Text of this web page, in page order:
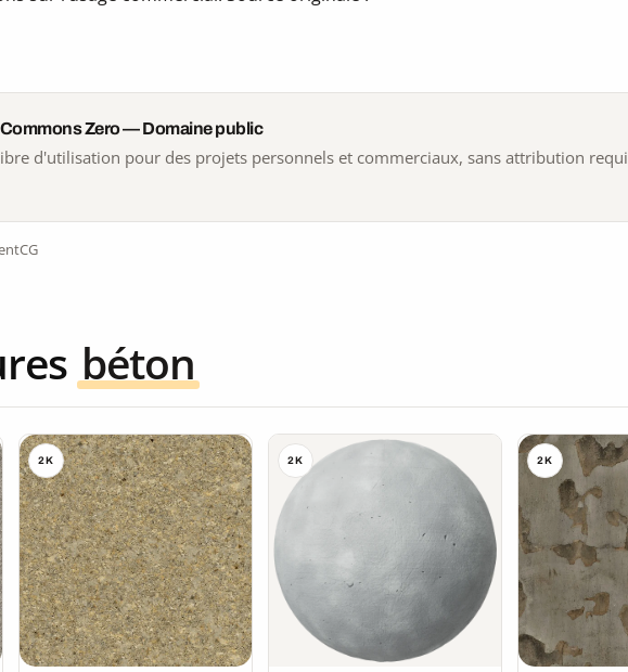
Zero — Domaine public
d'utilisation pour des projets personnels et commerciaux, sans attribution
béton
2K 2K 2K